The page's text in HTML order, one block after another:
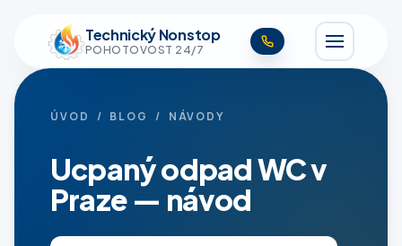
Technický Nonstop
POHOTOVOST 24/7
ÚVOD / BLOG / NÁVODY
Ucpaný odpad WC v
Praze — návod